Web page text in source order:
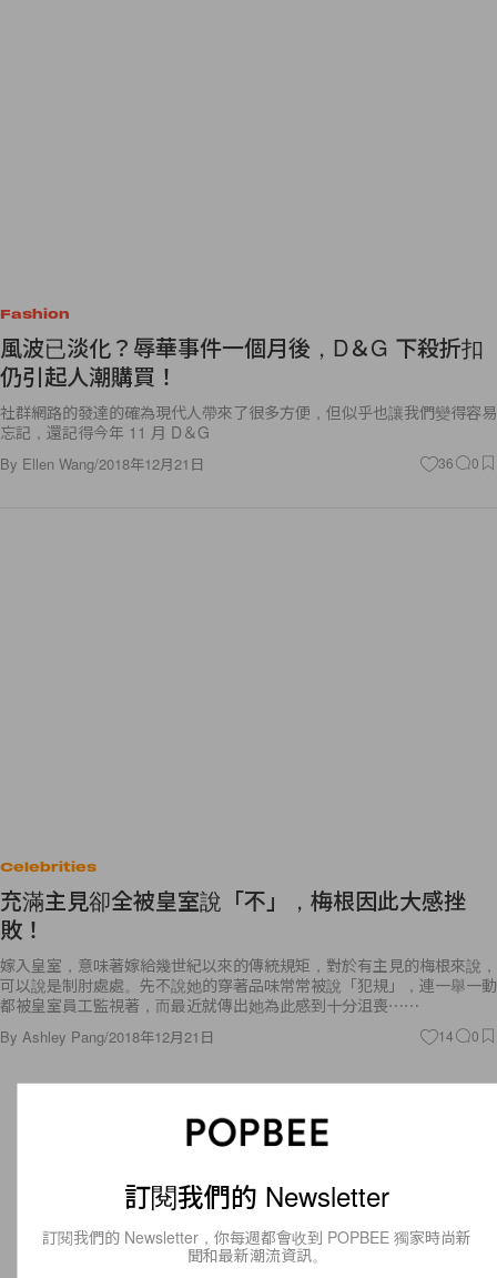
Fashion
風波已淡化？辱華事件一個月後，D＆G 下殺折扣
仍引起人潮購買！
社群網路的發達的確為現代人帶來了很多方便，但似乎也讓我們變得容易
忘記，還記得今年 11 月 D＆G
By Ellen Wang/2018年12月21日 36 0
Celebrities
充滿主見卻全被皇室說「不」，梅根因此大感挫
敗！
嫁入皇室，意味著嫁給幾世紀以來的傳統規矩，對於有主見的梅根來說，
可以說是制肘處處。先不說她的穿著品味常常被說「犯規」，連一舉一動
都被皇室員工監視著，而最近就傳出她為此感到十分沮喪⋯⋯
By Ashley Pang/2018年12月21日 14 0
訂閱我們的 Newsletter
訂閱我們的 Newsletter，你每週都會收到 POPBEE 獨家時尚新
聞和最新潮流資訊。